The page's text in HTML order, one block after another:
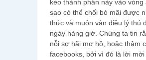
kéo thành phần này vào
sao có thể chối bỏ mãi được
thức và muôn vàn điều lý thú
ngày hàng giờ. Chúng ta tin
nỗi sợ hãi mơ hồ, hoặc thậm
facebooks, bởi vì đó là lời